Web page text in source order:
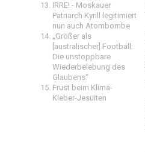
IRRE! - Moskauer
Patriarch Kyrill legitimiert
nun auch Atombombe
„Größer als
[australischer] Football:
Die unstoppbare
Wiederbelebung des
Glaubens“
Frust beim Klima-
Kleber-Jesuiten